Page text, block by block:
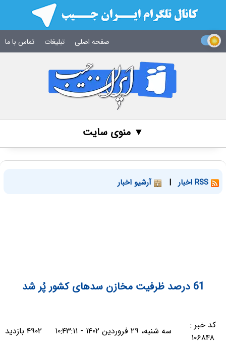
صفحه اصلی تبلیغات تماس با ما
▼ منوی سایت
| آرشیو اخبار
61 درصد ظرفیت مخازن سدهای کشور پُر شد
کد خبر :
۱۰۶۸۴۸
سه شنبه، ۲۹ فروردین ۱۴۰۲ - ۱۰:۴۳:۱۱ ۴۹۰۲ بازدید